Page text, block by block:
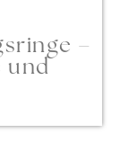
–
und